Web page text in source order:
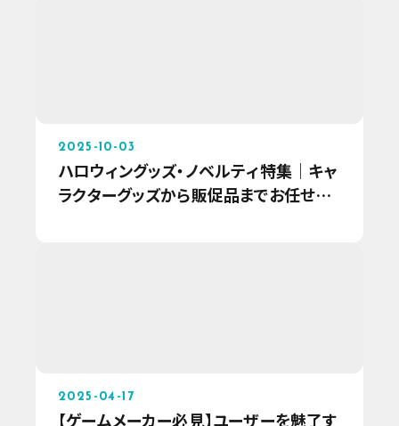
2025-10-03
ハロウィングッズ・ノベルティ特集｜キャ
ラクターグッズから販促品までお任せく
2025-04-17
【ゲームメーカー必見】ユーザーを魅了す